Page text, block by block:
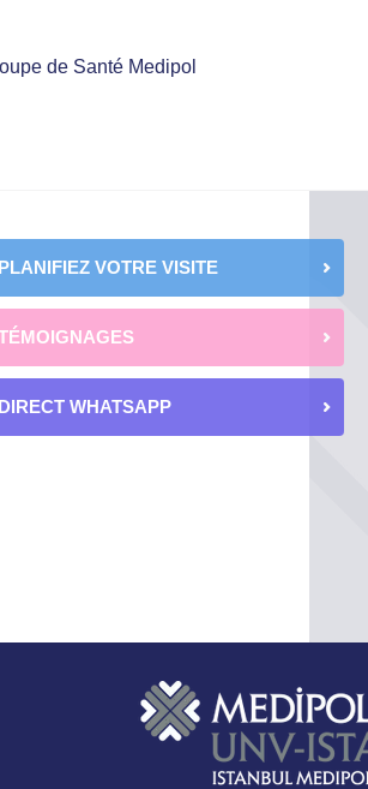
de Santé Medipol
PLANIFIEZ VOTRE VISITE
DIRECT WHATSAPP